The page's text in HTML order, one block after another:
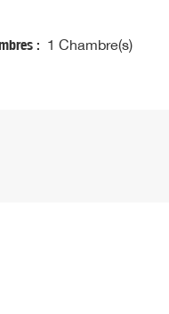
: 1 Chambre(s)